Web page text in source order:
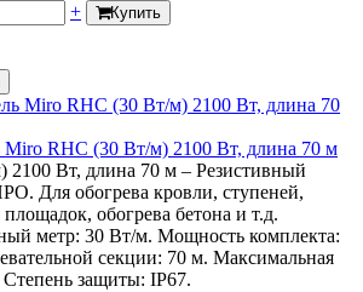
+ Купить
Miro RHC (30 Вт/м) 2100 Вт, длина 70 м
Вт, длина 70 м – Резистивный
Для обогрева кровли, ступеней,
обогрева бетона и т.д.
метр: 30 Вт/м. Мощность комплекта:
секции: 70 м. Максимальная
защиты: IP67.